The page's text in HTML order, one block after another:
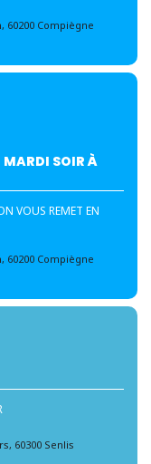
60200 Compiègne
SOIR À
VOUS REMET EN
60200 Compiègne
60300 Senlis